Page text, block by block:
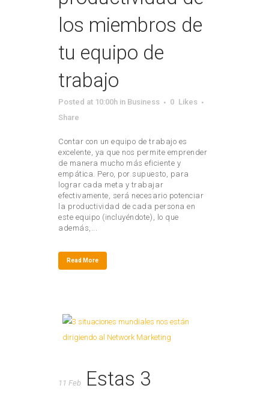
los miembros de
tu equipo de
trabajo
Posted at 10:00h in Business 0 Likes
Share
Contar con un equipo de trabajo es
excelente, ya que nos permite emprender
de manera mucho más eficiente y
empática. Pero, por supuesto, para
lograr cada meta y trabajar
efectivamente, será necesario potenciar
la productividad de cada persona en
este equipo (incluyéndote), lo que
además,...
Read More
11 Feb
Estas 3